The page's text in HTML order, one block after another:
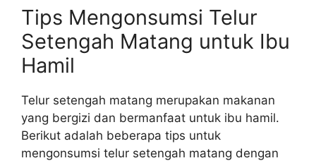
Tips Mengonsumsi Telur
Setengah Matang untuk Ibu
Hamil
Telur setengah matang merupakan makanan
yang bergizi dan bermanfaat untuk ibu hamil.
Berikut adalah beberapa tips untuk
mengonsumsi telur setengah matang dengan